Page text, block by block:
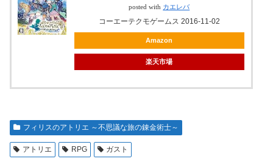
posted with カエレバ
コーエーテクモゲームス 2016-11-02
Amazon
楽天市場
フィリスのアトリエ ～不思議な旅の錬金術士～
アトリエ RPG ガスト